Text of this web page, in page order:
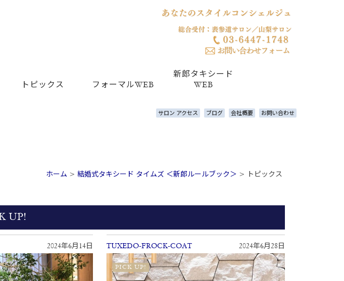
トピックス フォーマルWEB
新郎タキシード
WEB
サロン アクセス ブログ 会社概要 お問い合わせ
ホーム > 結婚式タキシード タイムズ ＜新郎ルールブック＞ > トピックス
UP!
2024年6月14日 TUXEDO-FROCK-COAT 2024年6月28日
PICK UP!